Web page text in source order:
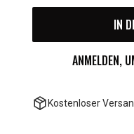
IN
ANMELDEN,
Kostenloser